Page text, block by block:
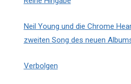
Neil Young und die Chrome
zweiten Song des neuen
Verbolgen